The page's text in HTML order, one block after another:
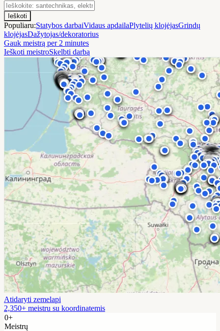
Ieškoti
Populiaru:Statybos darbaiVidaus apdailaPlytelių klojėjasGrindų
klojėjasDažytojas/dekoratorius
Gauk meistrą per 2 minutes
Ieškoti meistroSkelbti darbą
Atidaryti zemelapi
2,350+ meistru su koordinatemis
0+
Meistrų